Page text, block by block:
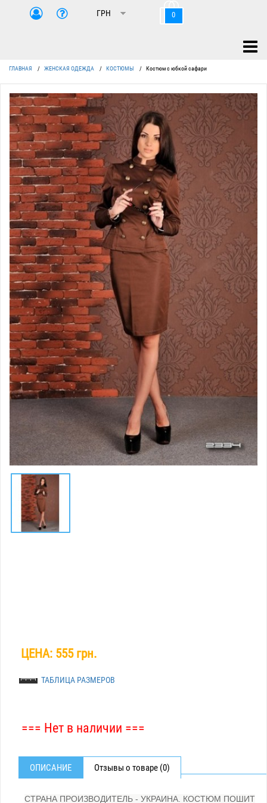
0
ГЛАВНАЯ / ЖЕНСКАЯ ОДЕЖДА / КОСТЮМЫ / Костюм с юбкой сафари
ЦЕНА: 555 грн.
ТАБЛИЦА РАЗМЕРОВ
=== Нет в наличии ===
ОПИСАНИЕ Отзывы о товаре (0)
СТРАНА ПРОИЗВОДИТЕЛЬ - УКРАИНА. КОСТЮМ ПОШИТ